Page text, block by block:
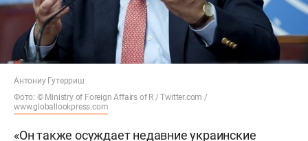
Антониу Гутерриш
Фото: © Ministry of Foreign Affairs of R / Twitter.com /
www.globallookpress.com
«Он также осуждает недавние украинские